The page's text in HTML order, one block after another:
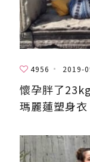
4956 2019-
懷孕胖了
瑪麗蓮塑身衣